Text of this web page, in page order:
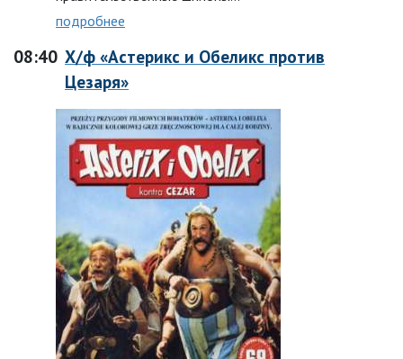
подробнее
08:40 Х/ф «Астерикс и Обеликс против
Цезаря»